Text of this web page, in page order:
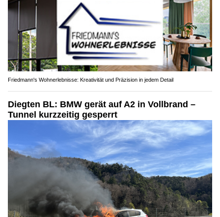
Friedmann's Wohnerlebnisse: Kreativität und Präzision in jedem Detail
Diegten BL: BMW gerät auf A2 in Vollbrand –
Tunnel kurzzeitig gesperrt